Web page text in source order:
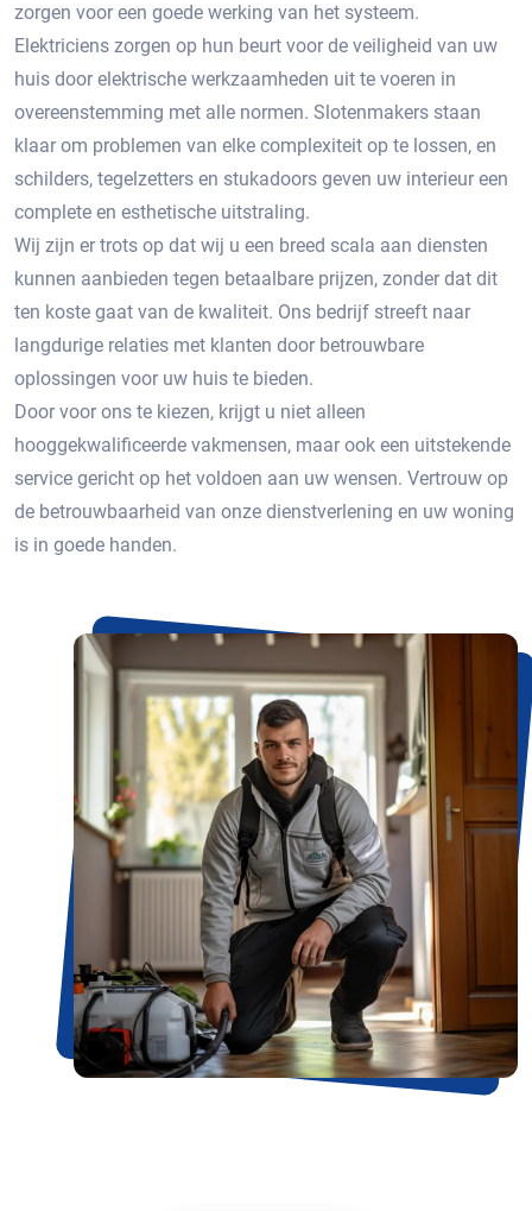
zorgen voor een goede werking van het systeem.
Elektriciens zorgen op hun beurt voor de veiligheid van uw
huis door elektrische werkzaamheden uit te voeren in
overeenstemming met alle normen. Slotenmakers staan ​​
klaar om problemen van elke complexiteit op te lossen, en
schilders, tegelzetters en stukadoors geven uw interieur een
complete en esthetische uitstraling.
Wij zijn er trots op dat wij u een breed scala aan diensten
kunnen aanbieden tegen betaalbare prijzen, zonder dat dit
ten koste gaat van de kwaliteit. Ons bedrijf streeft naar
langdurige relaties met klanten door betrouwbare
oplossingen voor uw huis te bieden.
Door voor ons te kiezen, krijgt u niet alleen
hooggekwalificeerde vakmensen, maar ook een uitstekende
service gericht op het voldoen aan uw wensen. Vertrouw op
de betrouwbaarheid van onze dienstverlening en uw woning
is in goede handen.